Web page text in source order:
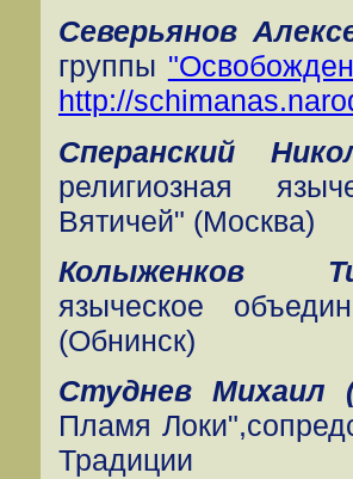
Северьянов
группы
http://
Сперанский
религиозная
Вятичей" (Москва)
Колыженков
языческое
(Обнинск)
Студнев Михаил
Пламя
Традиции